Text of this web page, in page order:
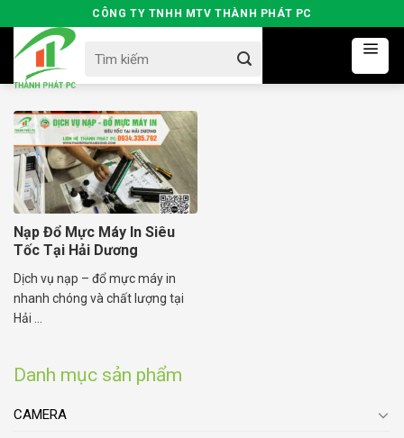
to
content
CÔNG TY TNHH MTV THÀNH PHÁT PC
for:
Danh mục sản phẩm
CAMERA
Nạp Đổ Mực Máy In Siêu
Tốc Tại Hải Dương
Dịch vụ nạp – đổ mực máy in
nhanh chóng và chất lượng tại
Hải ...